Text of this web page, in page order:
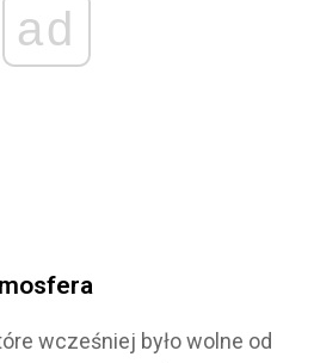
ad
wcześniej było wolne od